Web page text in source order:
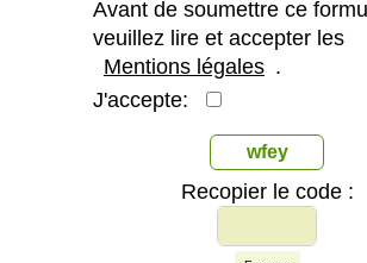
Avant de soumettre ce
veuillez lire et accepter les
Mentions légales .
J'accepte:
wfey
Recopier le code :